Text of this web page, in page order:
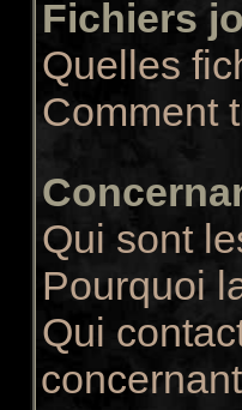
Fichiers
Quelles
Comment
Qui sont
Pourquoi
Qui